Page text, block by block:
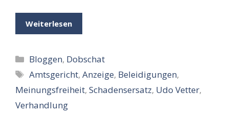
Weiterlesen
Kategorien
Bloggen, Dobschat
Schlagwörter
Amtsgericht,Anzeige, Beleidigungen,
Meinungsfreiheit, Schadensersatz, Udo Vetter,
Verhandlung